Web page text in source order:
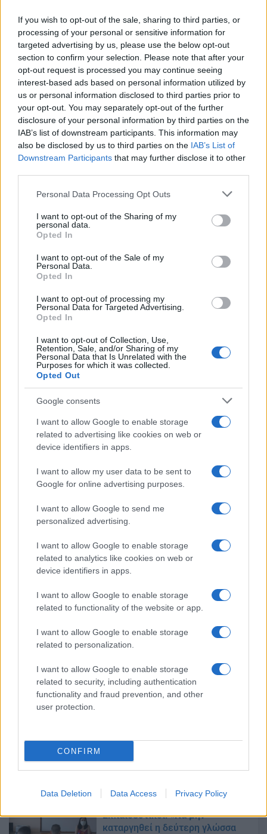
If you wish to opt-out of the sale, sharing to third parties, or
processing of your personal or sensitive information for
targeted advertising by us, please use the below opt-out
section to confirm your selection. Please note that after your
opt-out request is processed you may continue seeing
interest-based ads based on personal information utilized by
us or personal information disclosed to third parties prior to
your opt-out. You may separately opt-out of the further
disclosure of your personal information by third parties on the
IAB’s list of downstream participants. This information may
also be disclosed by us to third parties on the IAB’s List of
Downstream Participants that may further disclose it to other
Please note that this website/app uses one or more Google
not limited to your visit or usage behaviour. You may click to
grant or deny consent to Google and its third-party tags to
use your data for below specified purposes in below Google
consent section.
Personal Data Processing Opt Outs
I want to opt-out of the Sharing of my
personal data.
Opted In
I want to opt-out of the Sale of my
Personal Data.
Opted In
I want to opt-out of processing my
Personal Data for Targeted Advertising.
Opted In
I want to opt-out of Collection, Use,
Retention, Sale, and/or Sharing of my
Personal Data that Is Unrelated with the
Purposes for which it was collected.
Opted Out
Google consents
I want to allow Google to enable storage
related to advertising like cookies on web or
device identifiers in apps.
I want to allow my user data to be sent to
Google for online advertising purposes.
I want to allow Google to send me
personalized advertising.
I want to allow Google to enable storage
related to analytics like cookies on web or
device identifiers in apps.
I want to allow Google to enable storage
related to functionality of the website or app.
I want to allow Google to enable storage
related to personalization.
I want to allow Google to enable storage
related to security, including authentication
functionality and fraud prevention, and other
user protection.
CONFIRM
Data Deletion Data Access Privacy Policy
Σχολεία: Για ποιούς μαθητές δεν
υπολογίζεται ο βαθμός της β’
ξένης γλώσσας στον μέσο όρο
09/01/2023 - 10:44
Δημοτικά: Διδασκαλία Β’ ξένης
γλώσσας – Οδηγίες
09/05/2022 - 16:50
υποχρεώνει γονείς να πληρώνουν
γλώσσας
ανακάλεσε την απαράδεκτη
εγκύκλιο για τη Β’ Ξένη Γλώσσα
δεύτερη ξένη γλώσσα στα
ανακάλεσε την απαράδεκτη
εγκύκλιο για τη δεύτερη Ξένη
Β’ ξένη γλώσσα – Δημοτικά:
Οδηγίες διδασκαλίας
28/05/2021 - 18:40
Εκπαιδευτικοί: Το υπουργείο
καταργεί στην πράξη την επιλογή
της 2ης ξένης γλώσσας
24/05/2021 - 15:33
Δεύτερης Ξένης Γλώσσας στα
23/05/2021 - 18:20
Εκπαιδευτικοί: «Να μην
καταργηθεί η δεύτερη γλώσσα